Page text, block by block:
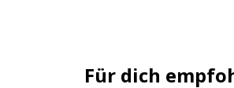
Für dich